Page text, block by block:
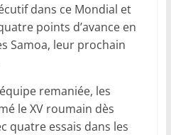
dans ce Mondial et
points d’avance en
Samoa, leur prochain
remaniée, les
le XV roumain dès
quatre essais dans les